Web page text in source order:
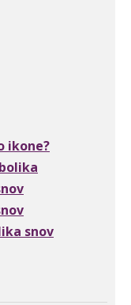
ikone?
snov